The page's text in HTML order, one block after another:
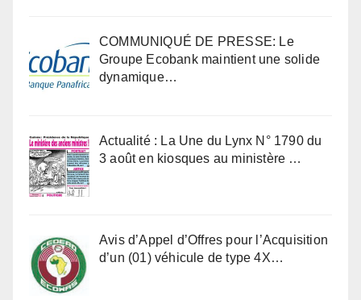
COMMUNIQUÉ DE PRESSE: Le
Groupe Ecobank maintient une solide
dynamique…
Actualité : La Une du Lynx N° 1790 du
3 août en kiosques au ministère …
Avis d’Appel d’Offres pour l’Acquisition
d’un (01) véhicule de type 4X…